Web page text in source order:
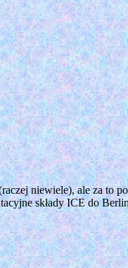
niewiele), ale za to
składy ICE do